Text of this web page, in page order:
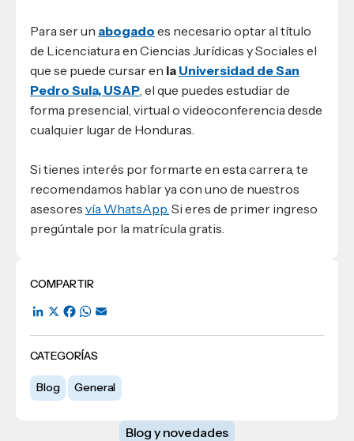
COMPARTIR
LinkedIn
X Facebook
WhatsApp
CATEGORÍAS
Blog General
Para ser un abogado es necesario optar al título
de Licenciatura en Ciencias Jurídicas y Sociales el
que se puede cursar en la Universidad de San
Pedro Sula, USAP , el que puedes estudiar de
forma presencial, virtual o videoconferencia desde
cualquier lugar de Honduras.
Si tienes interés por formarte en esta carrera, te
recomendamos hablar ya con uno de nuestros
asesores vía WhatsApp. Si eres de primer ingreso
pregúntale por la matrícula gratis.
Blog y novedades